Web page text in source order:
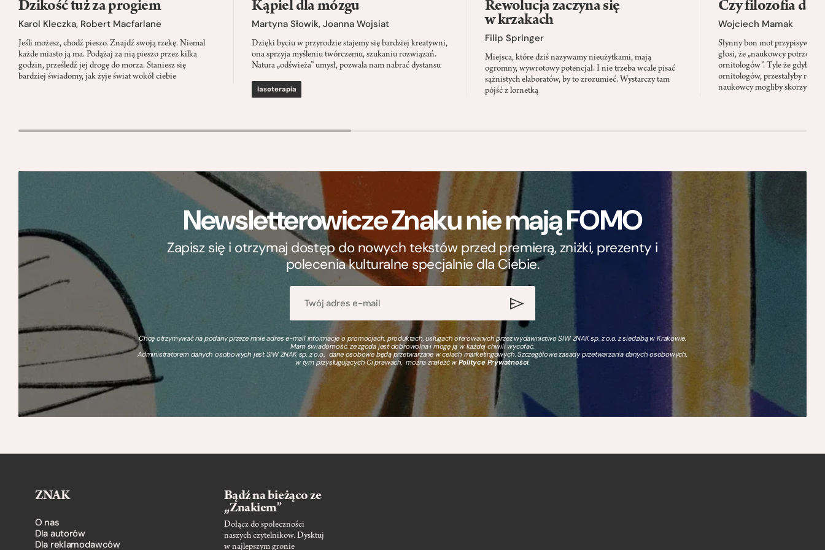
Dzikość tuż za progiem
Karol Kleczka, Robert Macfarlane
Jeśli możesz, chodź pieszo. Znajdź swoją rzekę. Niemal
każde miasto ją ma. Podążaj za nią pieszo przez kilka
godzin, prześledź jej drogę do morza. Staniesz się
bardziej świadomy, jak żyje świat wokół ciebie
Kąpiel dla mózgu
Martyna Słowik, Joanna Wojsiat
Dzięki byciu w przyrodzie stajemy się bardziej kreatywni,
ona sprzyja myśleniu twórczemu, szukaniu rozwiązań.
Natura „odświeża” umysł, pozwala nam nabrać dystansu
lasoterapia
Rewolucja zaczyna się
w krzakach
Filip Springer
Miejsca, które dziś nazywamy nieużytkami, mają
ogromny, wywrotowy potencjał. I nie trzeba wcale pisać
sążnistych elaboratów, by to zrozumieć. Wystarczy tam
pójść z lornetką
Czy filozofia da
Wojciech Mamak
Słynny bon mot
głosi, że „naukowcy
ornitologów”. Tyle że gdyby
ornitologów, przestałyby
naukowcy mogliby skorzystać
Newsletterowicze Znaku nie mają FOMO
Zapisz się i otrzymaj dostęp do nowych tekstów przed premierą, zniżki, prezenty i
polecenia kulturalne specjalnie dla Ciebie.
Chcę otrzymywać na podany przeze mnie adres e-mail informacje o promocjach, produktach, usługach oferowanych przez wydawnictwo SIW ZNAK sp. z o.o. z siedzibą w Krakowie.
Mam świadomość, że zgoda jest dobrowolna i mogę ją w każdej chwili wycofać.
Administratorem danych osobowych jest SIW ZNAK sp. z o.o., dane osobowe będą przetwarzane w celach marketingowych. Szczegółowe zasady przetwarzania danych osobowych,
w tym przysługujących Ci prawach, można znaleźć wPolityce Prywatności.
ZNAK
O nas
Dla autorów
Dla reklamodawców
Bądź na bieżąco ze
„Znakiem”
Dołącz do społeczności
naszych czytelnikow. Dysktuj
w najlepszym gronie